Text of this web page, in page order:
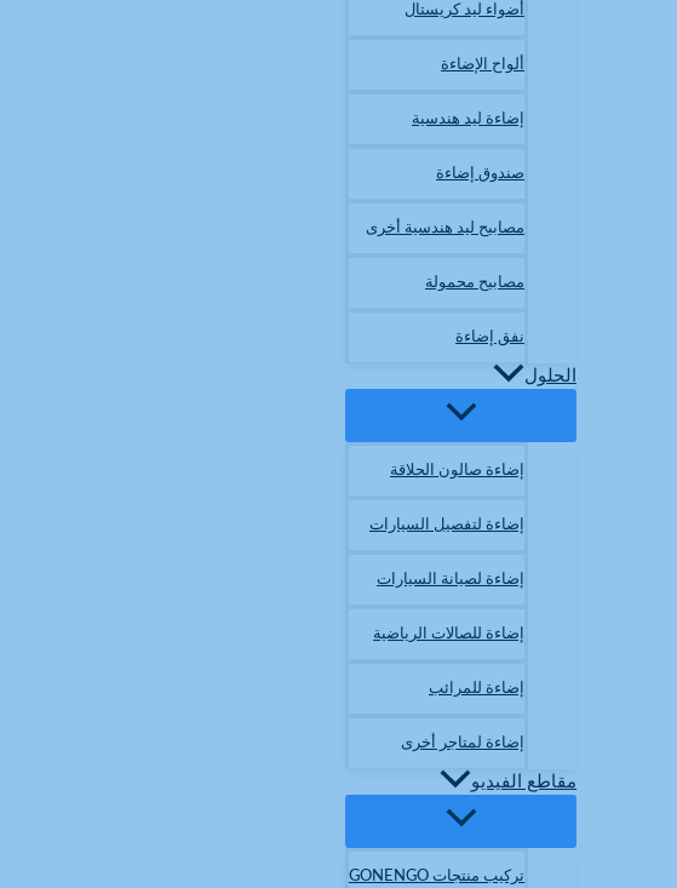
أضواء ليد كريستال
ألواح الإضاءة
إضاءة ليد هندسية
صندوق إضاءة
مصابيح ليد هندسية أخرى
مصابيح محمولة
نفق إضاءة
الحلول
إضاءة صالون الحلاقة
إضاءة لتفصيل السيارات
إضاءة لصيانة السيارات
إضاءة للصالات الرياضية
إضاءة للمرائب
إضاءة لمتاجر أخرى
مقاطع الفيديو
تركيب منتجات GONENGO